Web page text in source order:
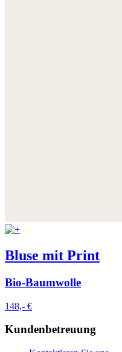
Bluse mit Print
Bio-Baumwolle
148,- €
Kundenbetreuung